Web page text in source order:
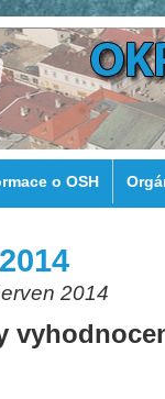
o OSH
2014